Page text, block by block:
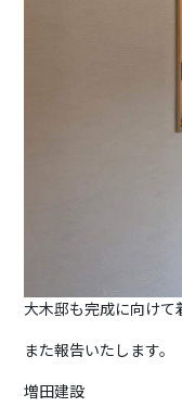
大木邸も完成に向けて
また報告いたします。
増田建設